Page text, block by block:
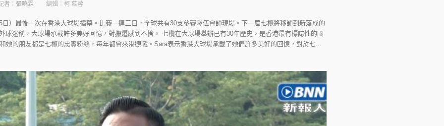
者：張曉霖 編輯：柯 慕蓉
）最後一次在香港大球場揭幕。比賽一連三日，全球共有30支參賽隊伍會師現場。下一屆七欖將移師到新落成的
球迷稱，大球場承載許多美好回憶，對搬遷感到不捨。 七欖在大球場舉辦已有30年歷史，是香港最有標誌性的國
她的朋友都是七欖的忠實粉絲，每年都會來港觀戰。Sara表示香港大球場承載了她們許多美好的回憶，對於七...